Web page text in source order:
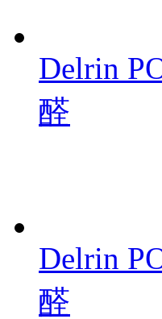
Delrin
醛
Delrin
醛